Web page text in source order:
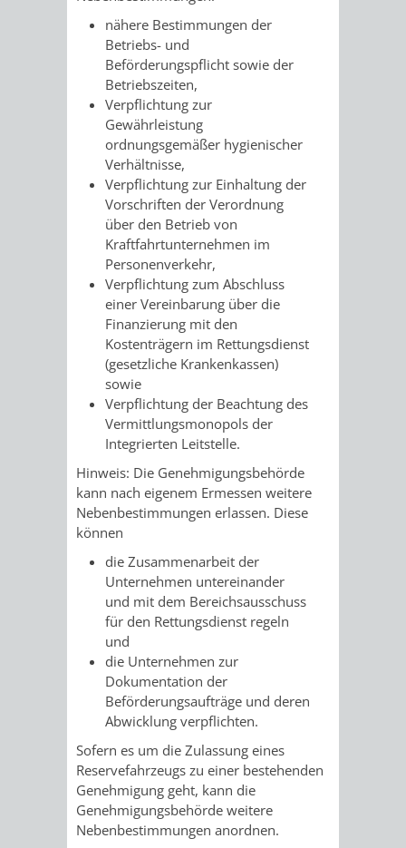
nähere Bestimmungen der
Betriebs- und
Beförderungspflicht sowie der
Betriebszeiten,
Verpflichtung zur
Gewährleistung
ordnungsgemäßer hygienischer
Verhältnisse,
Verpflichtung zur Einhaltung der
Vorschriften der Verordnung
über den Betrieb von
Kraftfahrtunternehmen im
Personenverkehr,
Verpflichtung zum Abschluss
einer Vereinbarung über die
Finanzierung mit den
Kostenträgern im Rettungsdienst
(gesetzliche Krankenkassen)
sowie
Verpflichtung der Beachtung des
Vermittlungsmonopols der
Integrierten Leitstelle.
Hinweis: Die Genehmigungsbehörde
kann nach eigenem Ermessen weitere
Nebenbestimmungen erlassen. Diese
können
die Zusammenarbeit der
Unternehmen untereinander
und mit dem Bereichsausschuss
für den Rettungsdienst regeln
und
die Unternehmen zur
Dokumentation der
Beförderungsaufträge und deren
Abwicklung verpflichten.
Sofern es um die Zulassung eines
Reservefahrzeugs zu einer bestehenden
Genehmigung geht, kann die
Genehmigungsbehörde weitere
Nebenbestimmungen anordnen.